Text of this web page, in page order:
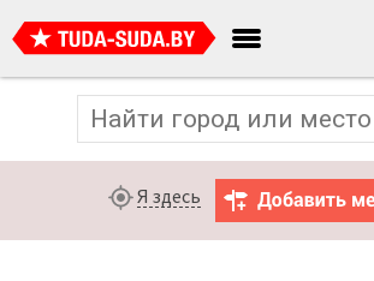
Я здесь